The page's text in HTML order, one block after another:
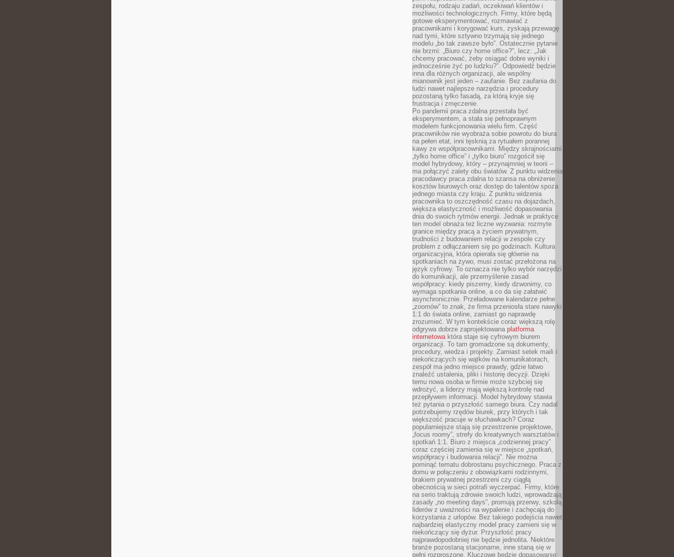
zespołu, rodzaju zadań, oczekiwań klientów i
możliwości technologicznych. Firmy, które będą
gotowe eksperymentować, rozmawiać z
pracownikami i korygować kurs, zyskają przewagę
nad tymi, które sztywno trzymają się jednego
modelu „bo tak zawsze było”. Ostatecznie pytanie
nie brzmi: „Biuro czy home office?”, lecz: „Jak
chcemy pracować, żeby osiągać dobre wyniki i
jednocześnie żyć po ludzku?”. Odpowiedź będzie
inna dla różnych organizacji, ale wspólny
mianownik jest jeden – zaufanie. Bez zaufania do
ludzi nawet najlepsze narzędzia i procedury
pozostaną tylko fasadą, za którą kryje się
frustracja i zmęczenie.
Po pandemii praca zdalna przestała być
eksperymentem, a stała się pełnoprawnym
modelem funkcjonowania wielu firm. Część
pracowników nie wyobraża sobie powrotu do biura
na pełen etat, inni tęsknią za rytuałem porannej
kawy ze współpracownikami. Między skrajnościami
„tylko home office” i „tylko biuro” rozgościł się
model hybrydowy, który – przynajmniej w teorii –
ma połączyć zalety obu światów. Z punktu widzenia
pracodawcy praca zdalna to szansa na obniżenie
kosztów biurowych oraz dostęp do talentów spoza
jednego miasta czy kraju. Z punktu widzenia
pracownika to oszczędność czasu na dojazdach,
większa elastyczność i możliwość dopasowania
dnia do swoich rytmów energii. Jednak w praktyce
ten model obnaża też liczne wyzwania: rozmyte
granice między pracą a życiem prywatnym,
trudności z budowaniem relacji w zespole czy
problem z odłączaniem się po godzinach. Kultura
organizacyjna, która opierała się głównie na
spotkaniach na żywo, musi zostać przełożona na
język cyfrowy. To oznacza nie tylko wybór narzędzi
do komunikacji, ale przemyślenie zasad
współpracy: kiedy piszemy, kiedy dzwonimy, co
wymaga spotkania online, a co da się załatwić
asynchronicznie. Przeładowane kalendarze pełne
„zoomów” to znak, że firma przeniosła stare nawyki
1:1 do świata online, zamiast go naprawdę
zrozumieć. W tym kontekście coraz większą rolę
odgrywa dobrze zaprojektowana platforma
internetowaktóra staje się cyfrowym biurem
organizacji. To tam gromadzone są dokumenty,
procedury, wiedza i projekty. Zamiast setek maili i
niekończących się wątków na komunikatorach,
zespół ma jedno miejsce prawdy, gdzie łatwo
znaleźć ustalenia, pliki i historię decyzji. Dzięki
temu nowa osoba w firmie może szybciej się
wdrożyć, a liderzy mają większą kontrolę nad
przepływem informacji. Model hybrydowy stawia
też pytania o przyszłość samego biura. Czy nadal
potrzebujemy rzędów biurek, przy których i tak
większość pracuje w słuchawkach? Coraz
popularniejsze stają się przestrzenie projektowe,
„focus roomy”, strefy do kreatywnych warsztatów i
spotkań 1:1. Biuro z miejsca „codziennej pracy”
coraz częściej zamienia się w miejsce „spotkań,
współpracy i budowania relacji”. Nie można
pominąć tematu dobrostanu psychicznego. Praca z
domu w połączeniu z obowiązkami rodzinnymi,
brakiem prywatnej przestrzeni czy ciągłą
obecnością w sieci potrafi wyczerpać. Firmy, które
na serio traktują zdrowie swoich ludzi, wprowadzają
zasady „no meeting days”, promują przerwy, szkolą
liderów z uważności na wypalenie i zachęcają do
korzystania z urlopów. Bez takiego podejścia nawet
najbardziej elastyczny model pracy zamieni się w
niekończący się dyżur. Przyszłość pracy
najprawdopodobniej nie będzie jednolita. Niektóre
branże pozostaną stacjonarne, inne staną się w
pełni rozproszone. Kluczowe będzie dopasowanie: